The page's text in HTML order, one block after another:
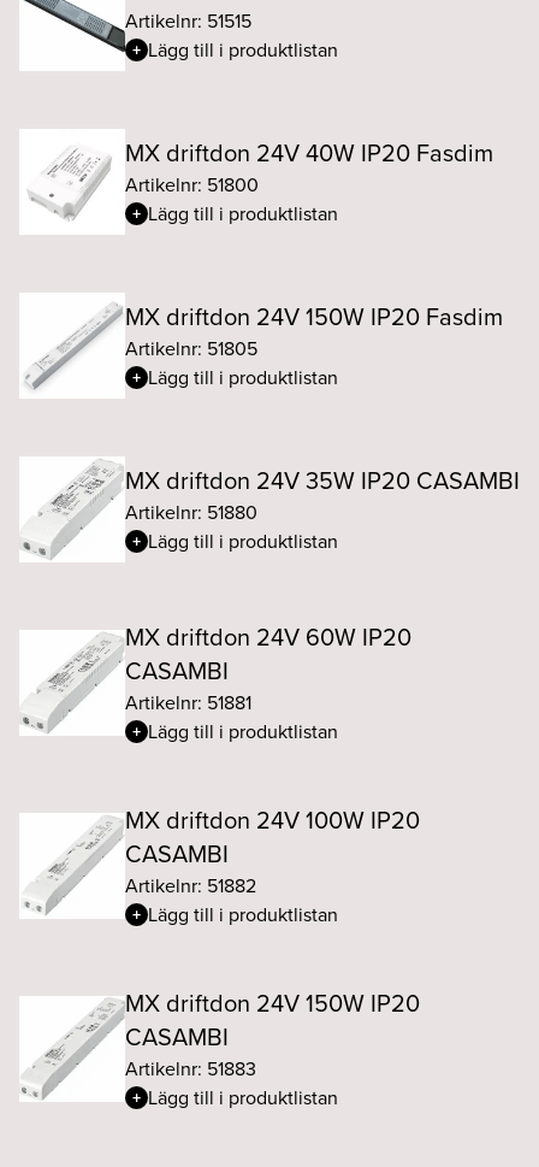
Artikelnr: 51515
Lägg till i produktlistan
MX driftdon 24V 40W IP20 Fasdim
Artikelnr: 51800
Lägg till i produktlistan
MX driftdon 24V 150W IP20 Fasdim
Artikelnr: 51805
Lägg till i produktlistan
MX driftdon 24V 35W IP20 CASAMBI
Artikelnr: 51880
Lägg till i produktlistan
MX driftdon 24V 60W IP20
CASAMBI
Artikelnr: 51881
Lägg till i produktlistan
MX driftdon 24V 100W IP20
CASAMBI
Artikelnr: 51882
Lägg till i produktlistan
MX driftdon 24V 150W IP20
CASAMBI
Artikelnr: 51883
Lägg till i produktlistan